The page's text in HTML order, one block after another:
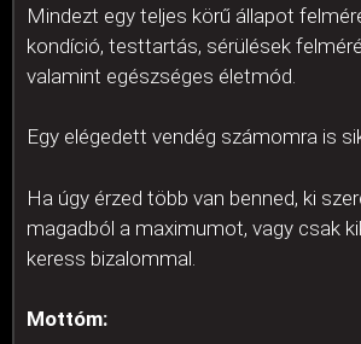
Mindezt egy teljes körű állapot
kondíció, testtartás, sérülések
valamint egészséges életmód.
Egy elégedett vendég számomra is
Ha úgy érzed több van benned, ki
magadból a maximumot, vagy csak
keress bizalommal.
Mottóm: